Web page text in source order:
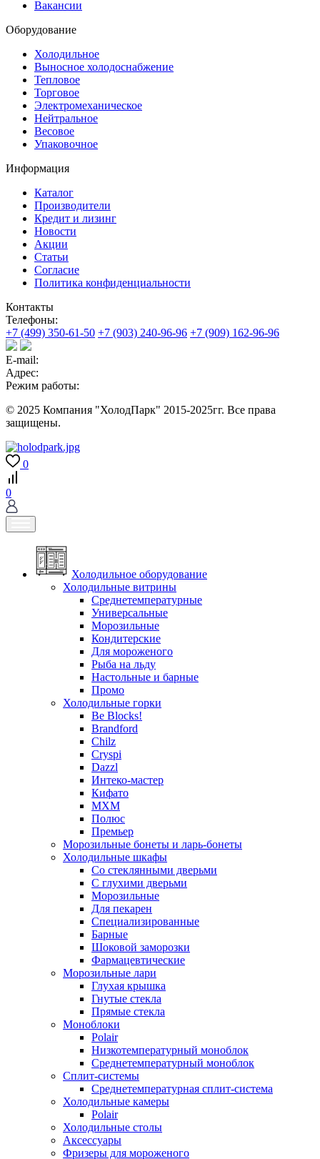
Вакансии
Оборудование
Холодильное
Выносное холодоснабжение
Тепловое
Торговое
Электромеханическое
Нейтральное
Весовое
Упаковочное
Информация
Каталог
Производители
Кредит и лизинг
Новости
Акции
Статьи
Согласие
Политика конфиденциальности
Контакты
Телефоны:
+7 (499) 350-61-50 +7 (903) 240-96-96 +7 (909) 162-96-96
E-mail:
Адрес:
Режим работы:
© 2025 Компания "ХолодПарк" 2015-2025гг. Все права
защищены.
0
0
Холодильное оборудование
Холодильные витрины
Среднетемпературные
Универсальные
Морозильные
Кондитерские
Для мороженого
Рыба на льду
Настольные и барные
Промо
Холодильные горки
Be Blocks!
Brandford
Chilz
Cryspi
Dazzl
Интеко-мастер
Кифато
МХМ
Полюс
Премьер
Морозильные бонеты и ларь-бонеты
Холодильные шкафы
Со стеклянными дверьми
С глухими дверьми
Морозильные
Для пекарен
Специализированные
Барные
Шоковой заморозки
Фармацевтические
Морозильные лари
Глухая крышка
Гнутые стекла
Прямые стекла
Моноблоки
Polair
Низкотемпературный моноблок
Среднетемпературный моноблок
Сплит-системы
Среднетемпературная сплит-система
Холодильные камеры
Polair
Холодильные столы
Аксессуары
Фризеры для мороженого